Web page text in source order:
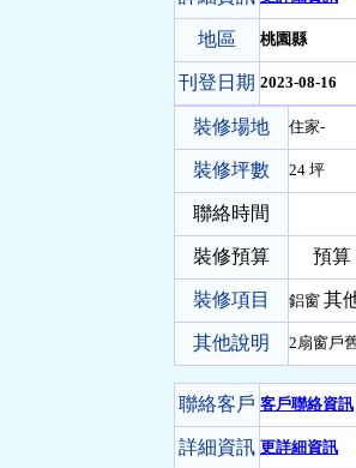
地區 桃園縣
刊登日期 2023-08-16
裝修場地 住家-
裝修坪數 24 坪
聯絡時間
裝修預算 預算
裝修項目 鋁窗 其
其他說明 2扇窗戶
聯絡客戶 客戶聯絡資訊
詳細資訊 更詳細資訊